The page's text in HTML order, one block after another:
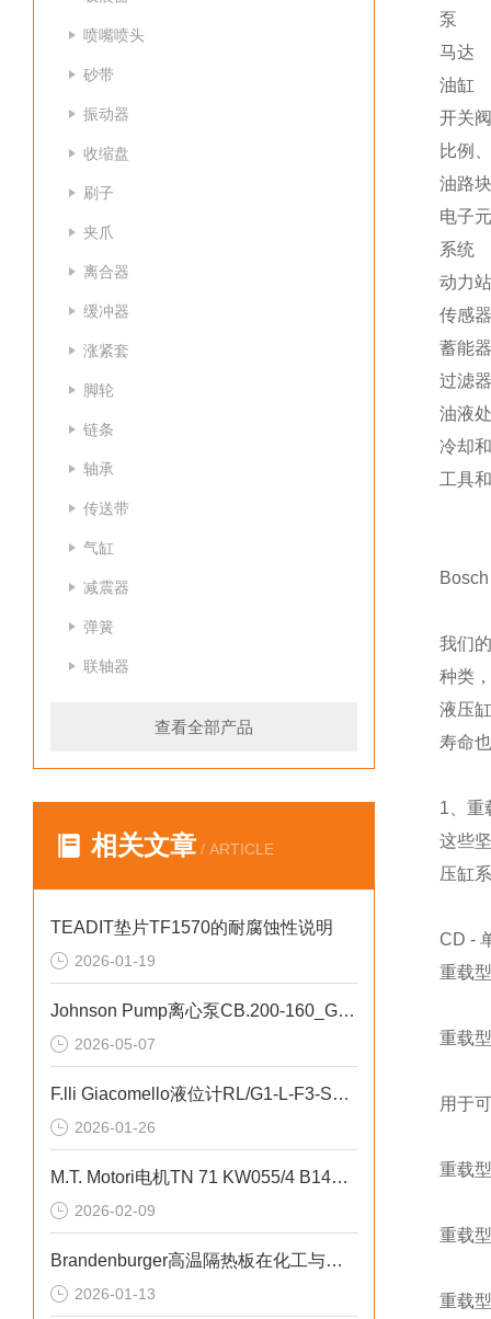
喷嘴喷头
砂带
振动器
收缩盘
刷子
夹爪
离合器
缓冲器
涨紧套
脚轮
链条
轴承
传送带
气缸
减震器
弹簧
联轴器
查看全部产品
相关文章 / ARTICLE
TEADIT垫片TF1570的耐腐蚀性说明
2026-01-19
Johnson Pump离心泵CB.200-160_G2-A6高扬程
2026-05-07
F.lli Giacomello液位计RL/G1-L-F3-S1A-500用于成品罐的液位监测
2026-01-26
M.T. Motori电机TN 71 KW055/4 B14紧凑型驱动
2026-02-09
Brandenburger高温隔热板在化工与环保行业的应用介绍
2026-01-13
泵
马达
油缸
开关阀
比例
油路
电子
系统
动力站
传感
蓄能器
过滤器
油液
冷却
工具
我们
种类
液压
寿命
1、重
这些
压缸
CD -
重载
重载
用于
重载
重载
重载